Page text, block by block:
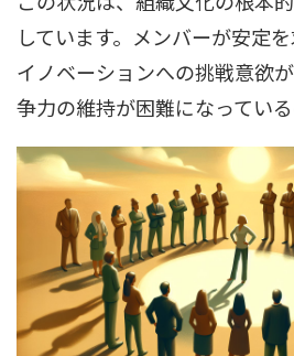
しています。メンバーが安定を
イノベーションへの挑戦意欲
争力の維持が困難になっている